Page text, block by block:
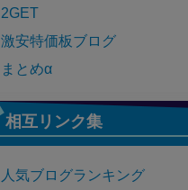
2GET
激安特価板ブログ
まとめα
相互リンク集
人気ブログランキング